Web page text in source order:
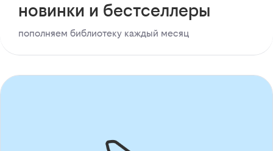
новинки и бестселлеры
пополняем библиотеку каждый месяц